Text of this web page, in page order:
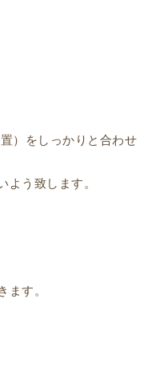
）をしっかりと合わせ
う致します。
す。